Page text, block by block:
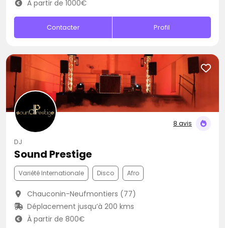
À partir de 1000€
Contacter Profil
8 avis
DJ
Sound Prestige
Variété Internationale Disco Afro
Chauconin-Neufmontiers (77)
Déplacement jusqu’à 200 kms
À partir de 800€